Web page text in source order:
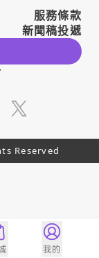
服務條款
新聞稿投遞
Reserved
我的